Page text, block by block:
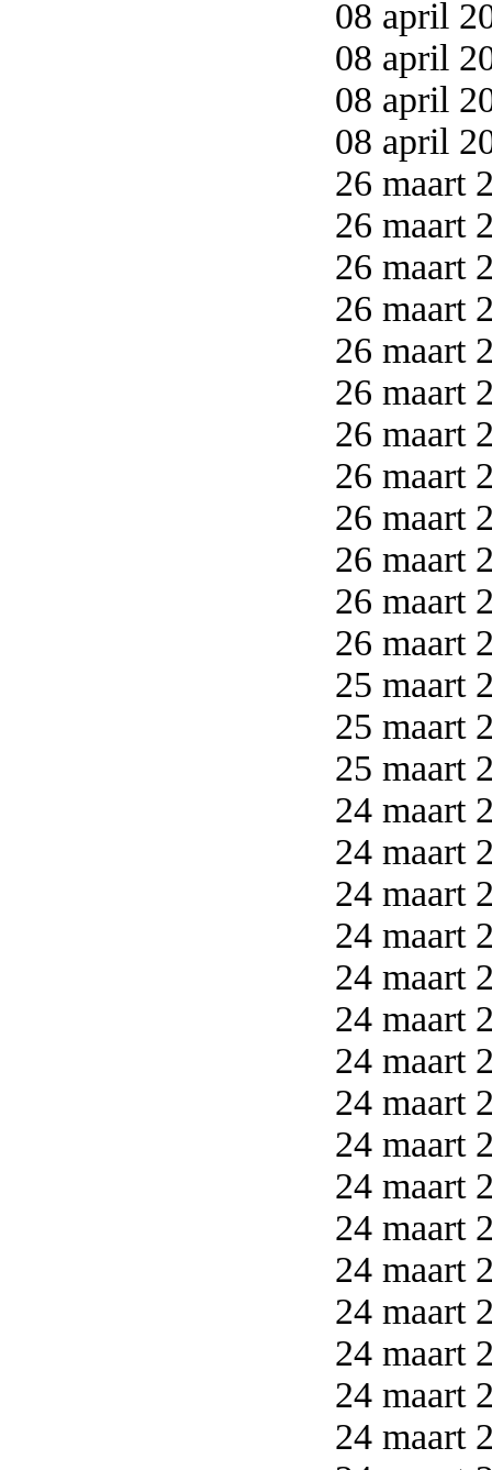
08 april
08 april
08 april
08 april
26 maart
26 maart
26 maart
26 maart
26 maart
26 maart
26 maart
26 maart
26 maart
26 maart
26 maart
26 maart
25 maart
25 maart
25 maart
24 maart
24 maart
24 maart
24 maart
24 maart
24 maart
24 maart
24 maart
24 maart
24 maart
24 maart
24 maart
24 maart
24 maart
24 maart
24 maart